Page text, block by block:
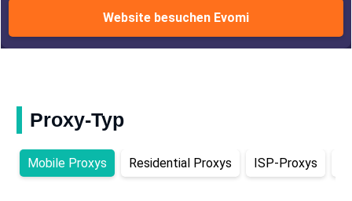
Website besuchen Evomi
Proxy-Typ
Mobile Proxys Residential Proxys ISP-Proxys